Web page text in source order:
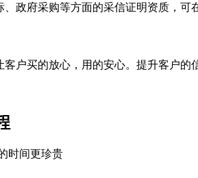
政府采购等方面的采信证明资质，可
户买的放心，用的安心。提升客户的
时间更珍贵